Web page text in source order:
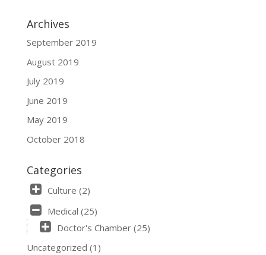
Archives
September 2019
August 2019
July 2019
June 2019
May 2019
October 2018
Categories
Culture (2)
Medical (25)
Doctor's Chamber(25)
Uncategorized (1)